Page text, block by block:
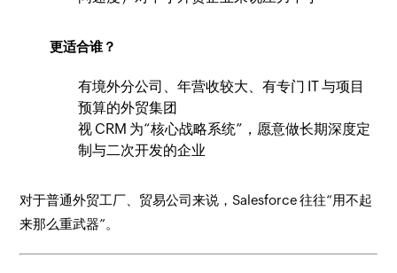
更适合谁？
有境外分公司、年营收较大、有专门 IT 与项目
预算的外贸集团
视 CRM 为“核心战略系统”，愿意做长期深度定
制与二次开发的企业
对于普通外贸工厂、贸易公司来说，Salesforce 往往“用不起
来那么重武器”。